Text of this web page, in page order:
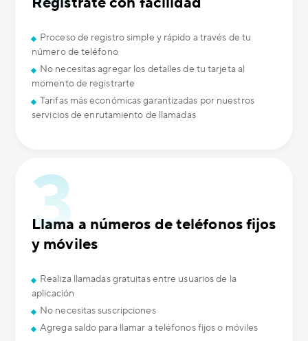
Proceso de registro simple y rápido a través de tu
número de teléfono
No necesitas agregar los detalles de tu tarjeta al
momento de registrarte
Tarifas más económicas garantizadas por nuestros
servicios de enrutamiento de llamadas
Llama a números de teléfonos fijos
y móviles
Realiza llamadas gratuitas entre usuarios de la
aplicación
No necesitas suscripciones
Agrega saldo para llamar a teléfonos fijos o móviles